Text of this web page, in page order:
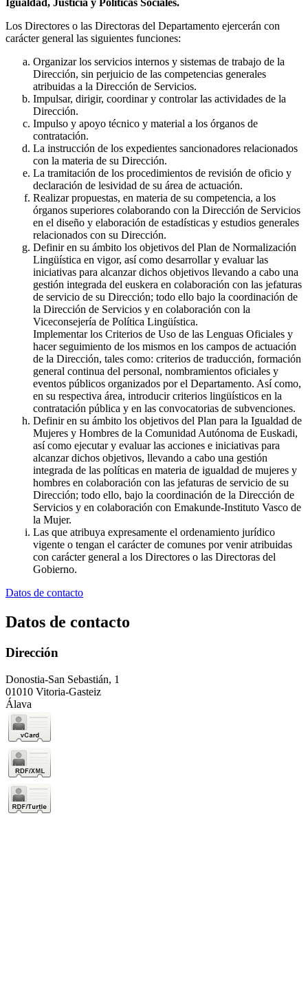
Igualdad, Justicia y Políticas Sociales.
Los Directores o las Directoras del Departamento ejercerán con
carácter general las siguientes funciones:
Organizar los servicios internos y sistemas de trabajo de la
Dirección, sin perjuicio de las competencias generales
atribuidas a la Dirección de Servicios.
Impulsar, dirigir, coordinar y controlar las actividades de la
Dirección.
Impulso y apoyo técnico y material a los órganos de
contratación.
La instrucción de los expedientes sancionadores relacionados
con la materia de su Dirección.
La tramitación de los procedimientos de revisión de oficio y
declaración de lesividad de su área de actuación.
Realizar propuestas, en materia de su competencia, a los
órganos superiores colaborando con la Dirección de Servicios
en el diseño y elaboración de estadísticas y estudios generales
relacionados con su Dirección.
Definir en su ámbito los objetivos del Plan de Normalización
Lingüística en vigor, así como desarrollar y evaluar las
iniciativas para alcanzar dichos objetivos llevando a cabo una
gestión integrada del euskera en colaboración con las jefaturas
de servicio de su Dirección; todo ello bajo la coordinación de
la Dirección de Servicios y en colaboración con la
Viceconsejería de Política Lingüística.
Implementar los Criterios de Uso de las Lenguas Oficiales y
hacer seguimiento de los mismos en los campos de actuación
de la Dirección, tales como: criterios de traducción, formación
general continua del personal, nombramientos oficiales y
eventos públicos organizados por el Departamento. Así como,
en su respectiva área, introducir criterios lingüísticos en la
contratación pública y en las convocatorias de subvenciones.
Definir en su ámbito los objetivos del Plan para la Igualdad de
Mujeres y Hombres de la Comunidad Autónoma de Euskadi,
así como ejecutar y evaluar las acciones e iniciativas para
alcanzar dichos objetivos, llevando a cabo una gestión
integrada de las políticas en materia de igualdad de mujeres y
hombres en colaboración con las jefaturas de servicio de su
Dirección; todo ello, bajo la coordinación de la Dirección de
Servicios y en colaboración con Emakunde-Instituto Vasco de
la Mujer.
Las que atribuya expresamente el ordenamiento jurídico
vigente o tengan el carácter de comunes por venir atribuidas
con carácter general a los Directores o las Directoras del
Gobierno.
Datos de contacto
Datos de contacto
Dirección
Donostia-San Sebastián, 1
01010 Vitoria-Gasteiz
Álava